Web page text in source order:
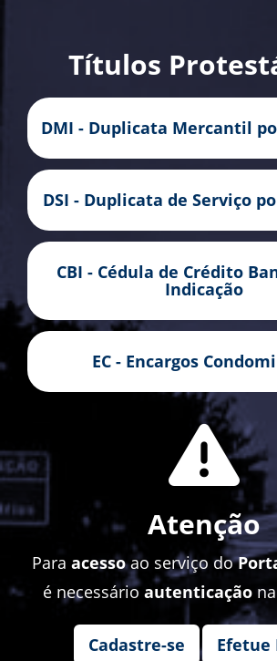
Títulos
DMI - Duplicata Mercantil
DSI - Duplicata de Serviço
CBI - Cédula de Crédito
Indicação
EC - Encargos
Atenção
Para acessoao serviço do
é necessárioautenticação
Cadastre-se Efetue